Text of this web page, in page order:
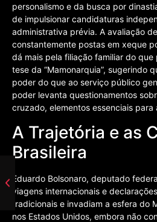
personalismo e da busca por
de impulsionar candidaturas
administrativa prévia. A avaliação
constantemente postas em xeque
dá mais pela filiação familiar do
tese da “Mamonarquia”, sugerindo
poder do que ao serviço público
poder levanta questionamentos
cruzado, elementos essenciais
A Trajetória e as
Brasileira
Eduardo Bolsonaro, deputado
viagens internacionais e
tradicionais e invadiam a esfera do
nos Estados Unidos, embora não